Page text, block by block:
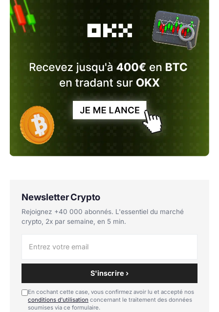
Newsletter Crypto
Rejoignez +40 000 abonnés. L'essentiel du marché
crypto, 2x par semaine, en 5 min.
S'inscrire ›
En cochant cette case, vous confirmez avoir lu et accepté nos
conditions d'utilisation concernant le traitement des données
soumises via ce formulaire.